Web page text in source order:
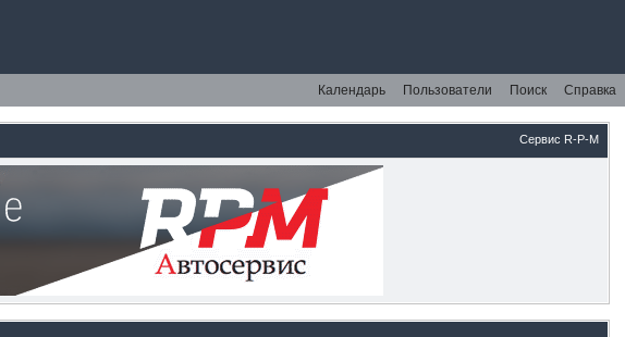
Календарь Пользователи Поиск Справка
Сервис R-P-M